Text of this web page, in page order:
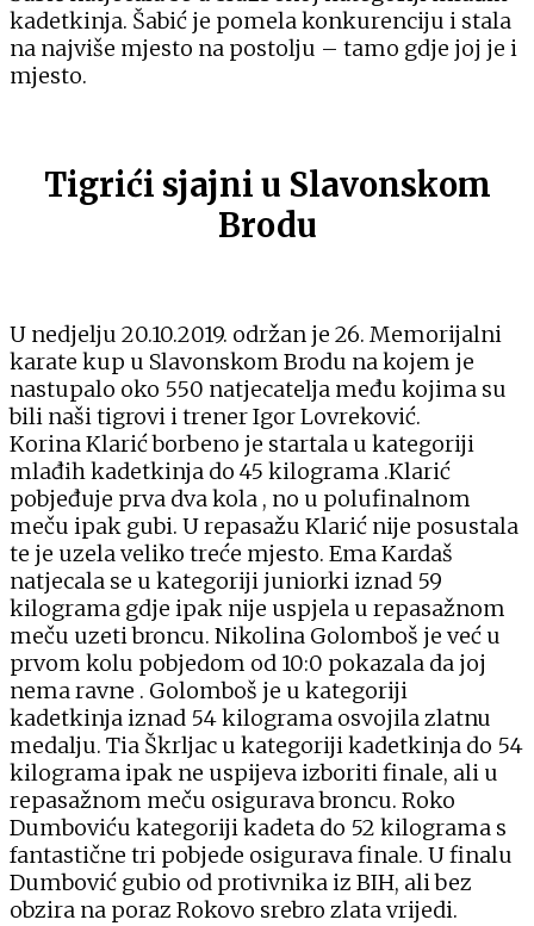
kadetkinja. Šabić je pomela konkurenciju i stala
na najviše mjesto na postolju – tamo gdje joj je i
mjesto.
Tigrići sjajni u Slavonskom
Brodu
U nedjelju 20.10.2019. održan je 26. Memorijalni
karate kup u Slavonskom Brodu na kojem je
nastupalo oko 550 natjecatelja među kojima su
bili naši tigrovi i trener Igor Lovreković.
Korina Klarić borbeno je startala u kategoriji
mlađih kadetkinja do 45 kilograma .Klarić
pobjeđuje prva dva kola , no u polufinalnom
meču ipak gubi. U repasažu Klarić nije posustala
te je uzela veliko treće mjesto. Ema Kardaš
natjecala se u kategoriji juniorki iznad 59
kilograma gdje ipak nije uspjela u repasažnom
meču uzeti broncu. Nikolina Golomboš je već u
prvom kolu pobjedom od 10:0 pokazala da joj
nema ravne . Golomboš je u kategoriji
kadetkinja iznad 54 kilograma osvojila zlatnu
medalju. Tia Škrljac u kategoriji kadetkinja do 54
kilograma ipak ne uspijeva izboriti finale, ali u
repasažnom meču osigurava broncu. Roko
Dumboviću kategoriji kadeta do 52 kilograma s
fantastične tri pobjede osigurava finale. U finalu
Dumbović gubio od protivnika iz BIH, ali bez
obzira na poraz Rokovo srebro zlata vrijedi.